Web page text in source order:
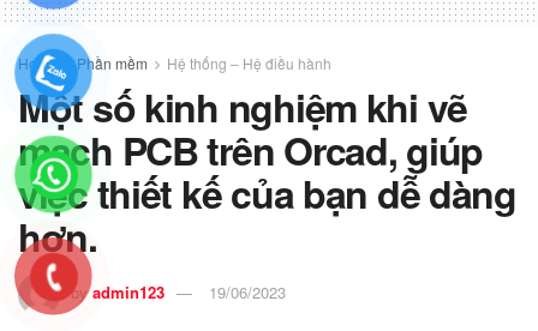
Home Phần mềm Hệ thống – Hệ điều hành
Một số kinh nghiệm khi vẽ
mạch PCB trên Orcad, giúp
việc thiết kế của bạn dễ dàng
hơn.
by admin123 19/06/2023